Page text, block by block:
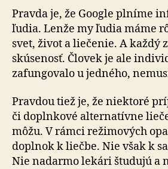
Pravda je, že Google plníme
ľudia. Lenže my ľudia máme
svet, život a liečenie. A každý
skúsenosť. Človek je ale
zafungovalo u jedného,
Pravdou tiež je, že niektoré
či doplnkové alternatívne
môžu. V rámci režimových
doplnok k liečbe. Nie však k
Nie nadarmo lekári študujú a